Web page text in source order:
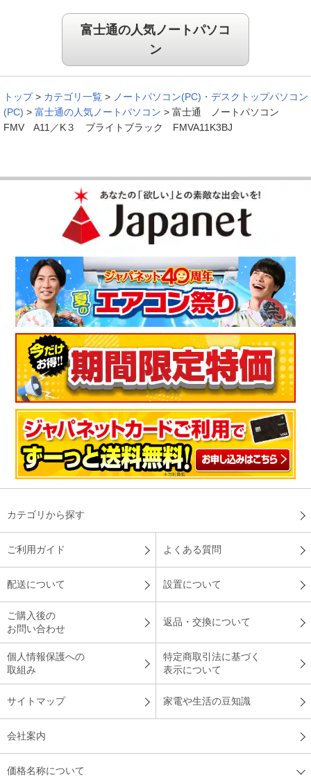
富士通の人気ノートパソコ
ン
トップ > カテゴリ一覧 > ノートパソコン(PC)・デスクトップパソコン
(PC) > 富士通の人気ノートパソコン > 富士通 ノートパソコン
FMV A11／K３ ブライトブラック FMVA11K3BJ
カテゴリから探す
ご利用ガイド よくある質問
配送について 設置について
ご購入後の
お問い合わせ
返品・交換について
個人情報保護への
取組み
特定商取引法に基づく
表示について
サイトマップ 家電や生活の豆知識
会社案内
価格名称について